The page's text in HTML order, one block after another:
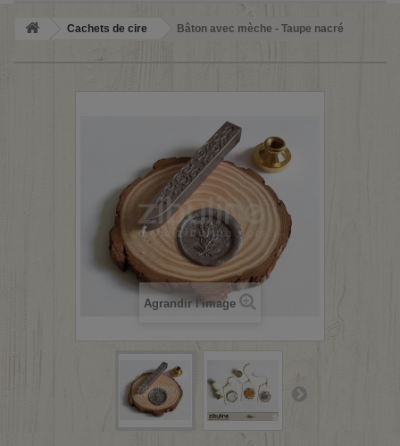
Cachets de cire Bâton avec mèche - Taupe nacré
Agrandir l'image